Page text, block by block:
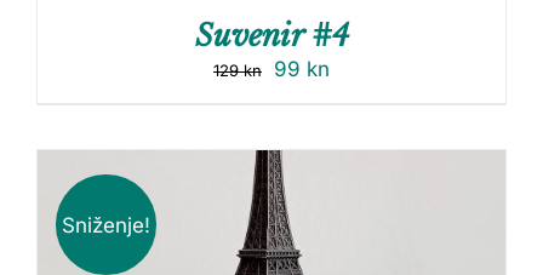
Suvenir #4
129kn 99 kn
Sniženje!